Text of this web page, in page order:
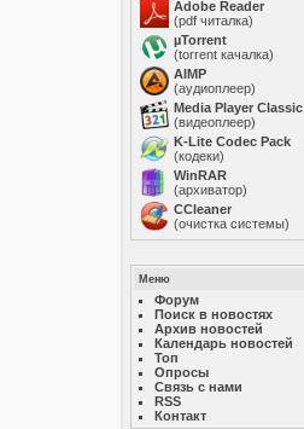
Adobe Reader
(pdf читалка)
µTorrent
(torrent качалка)
AIMP
(аудиоплеер)
Media Player Classic
(видеоплеер)
K-Lite Codec Pack
(кодеки)
WinRAR
(архиватор)
ССleaner
(очистка системы)
Меню
Форум
Поиск в новостях
Архив новостей
Календарь новостей
Топ
Опросы
Связь с нами
RSS
Контакт